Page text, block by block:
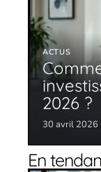
ACTUS
2026 ?
30 avril 2026
En